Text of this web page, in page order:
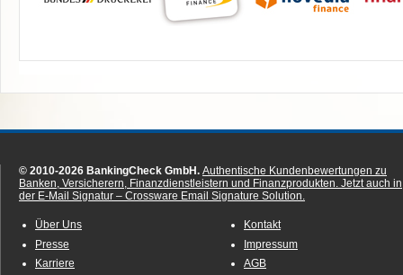
© 2010-2026 BankingCheck GmbH. Authentische Kundenbewertungen zu
Banken, Versicherern, Finanzdienstleistern und Finanzprodukten. Jetzt auch in
der E-Mail Signatur – Crossware Email Signature Solution.
Über Uns
Presse
Karriere
Kontakt
Impressum
AGB